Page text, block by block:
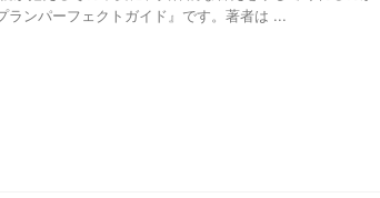
ランパーフェクトガイド』です。著者は ...